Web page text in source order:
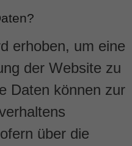
erhoben, um eine
der Website zu
Daten können zur
über die